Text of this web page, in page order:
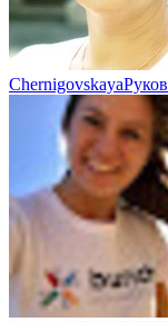
Chernigovskaya